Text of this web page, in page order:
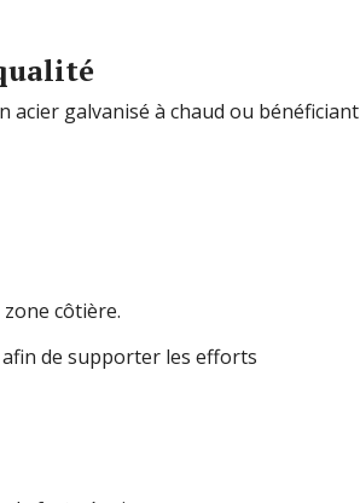
galvanisé à chaud ou bénéficiant
côtière.
de supporter les efforts